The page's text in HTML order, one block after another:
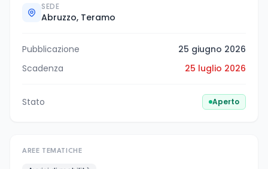
SEDE
Abruzzo, Teramo
Pubblicazione
25 giugno 2026
Scadenza
25 luglio 2026
Stato Aperto
AREE TEMATICHE